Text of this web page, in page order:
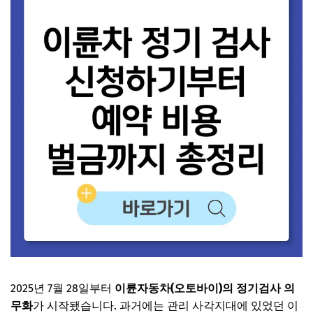
2025년 7월 28일부터 이륜자동차(오토바이)의 정기검사 의
무화가 시작됐습니다. 과거에는 관리 사각지대에 있었던 이